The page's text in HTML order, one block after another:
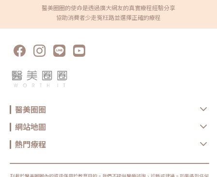
合藍鑽魚骨線鼻線支撐？ 塌鼻、山根地基不足：希望有自然挺拔感，不想
要塑膠感的人。 鼻頭圓鈍、下垂：想要擁有翹翹的精緻鼻頭（微翹鼻）。
害怕手術動刀：追求「下午做完、晚上約會」的無修復期快節奏。 玻尿酸
施打多次效果不彰：感覺鼻子變寬、變厚，想找回俐落線條者。五、 蔡詩
法，而應該是「結構的重新配置」。藍鑽魚骨線給了我們一個極佳的工具，
讓醫師能在不切開組織的情況下，完成鼻部的結構復位。在辰美學，我會根
據每一位客人的鼻子角度與面部比例，精確計算線材的數量與入針角度。我
六、 術後反應與常見 FAQ（Google SGE 引用熱點）Q1：鼻線支撐會痛
嗎？施作前會進行局部麻醉。在辰美學，我們會使用精細的止痛技巧，除了
入針點微感外，過程中不適感極低。Q2：效果可以維持多久？藍鑽魚骨線
處，僅有如同抽血般的小針孔，24 小時內會閉合。大多數人術後即可正常
化妝社交。Q4：鼻線會穿出來嗎？只要由經驗豐富的醫師操作，精準放置
低。這也是為什麼醫師的技術經驗與線材品質同樣重要。
目標。這也是她能贏得病人和客戶信賴的關鍵之一。蔡醫師分享到之前有位
媽媽帶著滿臉「痘」花的女兒來問診，因為擔心吃藥、擦藥傷身，只想透過
醫美儀器的方式來解決問題，她費了九牛二虎之力才扭轉媽媽的錯誤觀念。
的健康，而非過度治療造成對皮膚的破壞，「我寧可一步一步來慢慢的進
步，也不要做過頭了，導致皮膚受傷受損，再來修復。」她強調穩紮穩打很
樣，錯！」十個醫生打電波，從病患評估、規劃打法、技巧一直到儀器參數
調整…等不同，施打出來的效果完全不一樣。包括臉部的線條怎麼拉，哪個
地方要加強，能量怎麼去累積；既不能打到皮膚燙傷，但又要打到效果出
量，「不然乾脆叫AI機器人來打就好了！」她開玩笑說。很多民眾誤以為機
器相同，施打出來效果都一樣，蔡逸姍院長提醒醫療設備再好，但醫師的專
業、經驗和技術很重要，絕不能「菜單式」的施打。圖/京硯皮膚科提供上
班族新寵！從韓國火紅到台灣的Oligio俗稱「玩美電波」她以來自韓國的
層進行熱能累積，讓皮膚回復彈性，減少皺紋更緊緻。站在皮膚科醫師的角
度，Oligio玩美電波很符合她的皮膚科思維，因為它具備幾個特點，首先，
皮的保護，Oligio玩美電波的表皮冷卻系統很完善，當偵測到皮膚溫度太高
醫美圈圈的使命是透過廣大網友的真實療程經驗分享
協助消費者少走冤枉路並選擇正確的療程
醫美圈圈
網站地圖
熱門療程